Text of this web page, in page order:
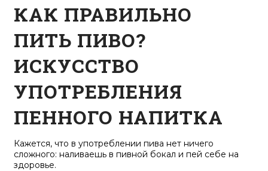
КАК ПРАВИЛЬНО
ПИТЬ ПИВО?
ИСКУССТВО
УПОТРЕБЛЕНИЯ
ПЕННОГО НАПИТКА
Кажется, что в употреблении пива нет ничего
сложного: наливаешь в пивной бокал и пей себе на
здоровье.